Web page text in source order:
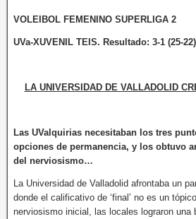
VOLEIBOL FEMENINO SUPERLIGA 2
UVa-XUVENIL TEIS. Resultado: 3-1 (25-
LA UNIVERSIDAD DE VALLADOLID
Las UValquirias necesitaban los tres
opciones de permanencia, y los obtuvo
del nerviosismo…
La Universidad de Valladolid afrontaba un
donde el calificativo de ‘final’ no es un
nerviosismo inicial, las locales lograron una